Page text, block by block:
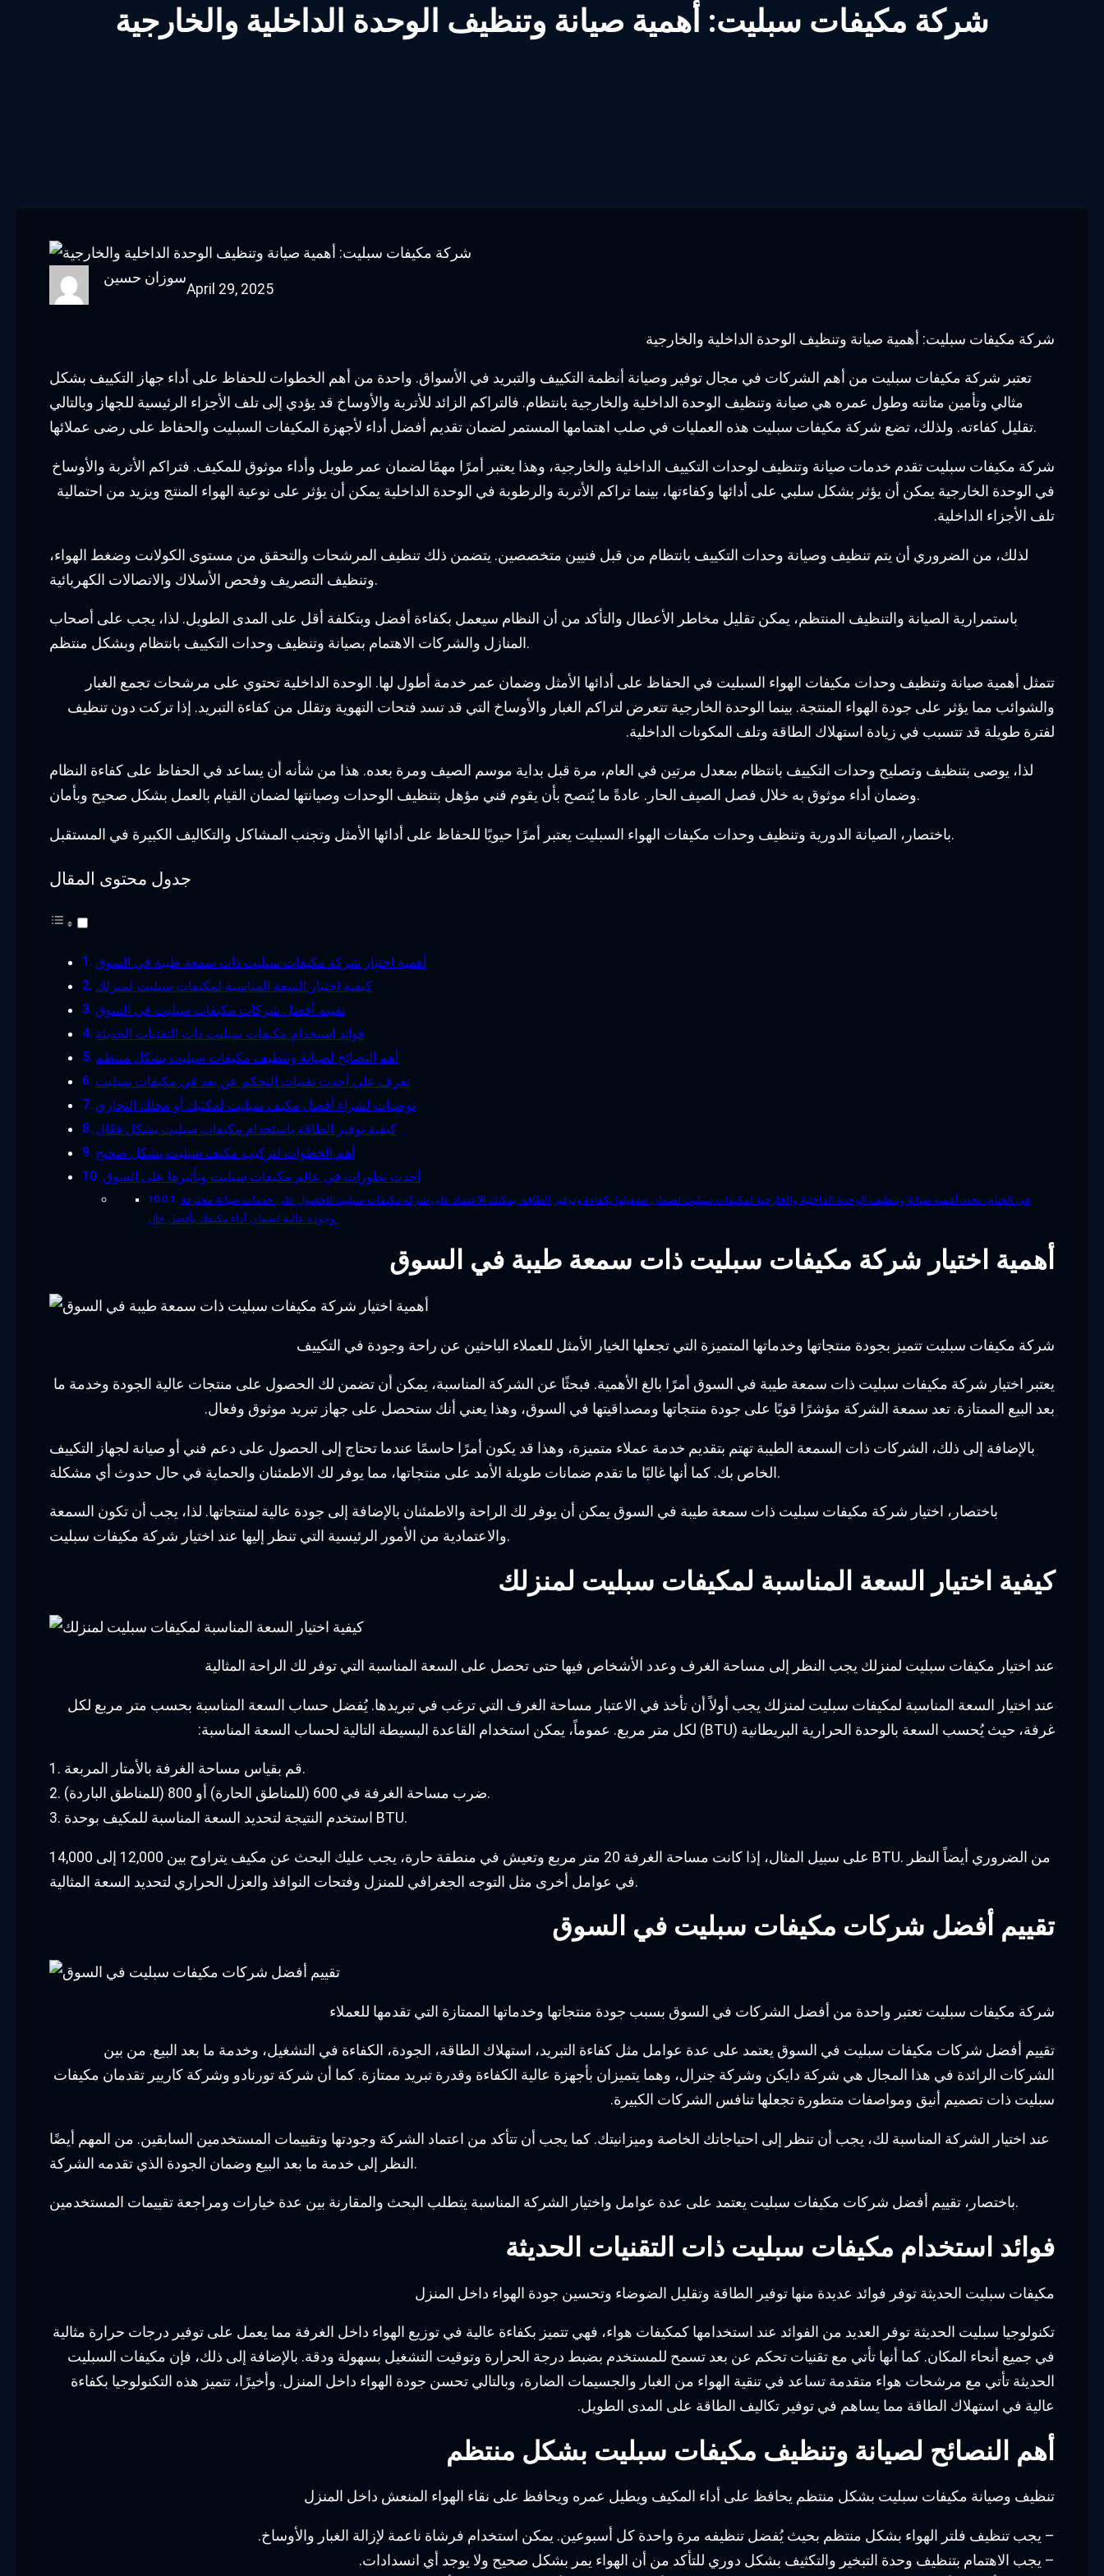
شركة مكيفات سبليت: أهمية صيانة وتنظيف الوحدة الداخلية والخارجية
سوزان حسين
April 29, 2025
شركة مكيفات سبليت: أهمية صيانة وتنظيف الوحدة الداخلية والخارجية
تعتبر شركة مكيفات سبليت من أهم الشركات في مجال توفير وصيانة أنظمة التكييف والتبريد في الأسواق. واحدة من أهم الخطوات للحفاظ على أداء جهاز التكييف بشكل
مثالي وتأمين متانته وطول عمره هي صيانة وتنظيف الوحدة الداخلية والخارجية بانتظام. فالتراكم الزائد للأتربة والأوساخ قد يؤدي إلى تلف الأجزاء الرئيسية للجهاز وبالتالي
تقليل كفاءته. ولذلك، تضع شركة مكيفات سبليت هذه العمليات في صلب اهتمامها المستمر لضمان تقديم أفضل أداء لأجهزة المكيفات السبليت والحفاظ على رضى عملائها.
شركة مكيفات سبليت تقدم خدمات صيانة وتنظيف لوحدات التكييف الداخلية والخارجية، وهذا يعتبر أمرًا مهمًا لضمان عمر طويل وأداء موثوق للمكيف. فتراكم الأتربة والأوساخ
في الوحدة الخارجية يمكن أن يؤثر بشكل سلبي على أدائها وكفاءتها، بينما تراكم الأتربة والرطوبة في الوحدة الداخلية يمكن أن يؤثر على نوعية الهواء المنتج ويزيد من احتمالية
تلف الأجزاء الداخلية.
لذلك، من الضروري أن يتم تنظيف وصيانة وحدات التكييف بانتظام من قبل فنيين متخصصين. يتضمن ذلك تنظيف المرشحات والتحقق من مستوى الكولانت وضغط الهواء،
وتنظيف التصريف وفحص الأسلاك والاتصالات الكهربائية.
باستمرارية الصيانة والتنظيف المنتظم، يمكن تقليل مخاطر الأعطال والتأكد من أن النظام سيعمل بكفاءة أفضل وبتكلفة أقل على المدى الطويل. لذا، يجب على أصحاب
المنازل والشركات الاهتمام بصيانة وتنظيف وحدات التكييف بانتظام وبشكل منتظم.
تتمثل أهمية صيانة وتنظيف وحدات مكيفات الهواء السبليت في الحفاظ على أدائها الأمثل وضمان عمر خدمة أطول لها. الوحدة الداخلية تحتوي على مرشحات تجمع الغبار
والشوائب مما يؤثر على جودة الهواء المنتجة. بينما الوحدة الخارجية تتعرض لتراكم الغبار والأوساخ التي قد تسد فتحات التهوية وتقلل من كفاءة التبريد. إذا تركت دون تنظيف
لفترة طويلة قد تتسبب في زيادة استهلاك الطاقة وتلف المكونات الداخلية.
لذا، يوصى بتنظيف وتصليح وحدات التكييف بانتظام بمعدل مرتين في العام، مرة قبل بداية موسم الصيف ومرة بعده. هذا من شأنه أن يساعد في الحفاظ على كفاءة النظام
وضمان أداء موثوق به خلال فصل الصيف الحار. عادةً ما يُنصح بأن يقوم فني مؤهل بتنظيف الوحدات وصيانتها لضمان القيام بالعمل بشكل صحيح وبأمان.
باختصار، الصيانة الدورية وتنظيف وحدات مكيفات الهواء السبليت يعتبر أمرًا حيويًا للحفاظ على أدائها الأمثل وتجنب المشاكل والتكاليف الكبيرة في المستقبل.
جدول محتوى المقال
أهمية اختيار شركة مكيفات سبليت ذات سمعة طيبة في السوق
كيفية اختيار السعة المناسبة لمكيفات سبليت لمنزلك
تقييم أفضل شركات مكيفات سبليت في السوق
فوائد استخدام مكيفات سبليت ذات التقنيات الحديثة
أهم النصائح لصيانة وتنظيف مكيفات سبليت بشكل منتظم
تعرف على أحدث تقنيات التحكم عن بعد في مكيفات سبليت
توصيات لشراء أفضل مكيف سبليت لمكتبك أو محلك التجاري
كيفية توفير الطاقة باستخدام مكيفات سبليت بشكل فعّال
أهم الخطوات لتركيب مكيف سبليت بشكل صحيح
أحدث تطورات في عالم مكيفات سبليت وتأثيرها على السوق
في الختام، نجدد أهمية صيانة وتنظيف الوحدة الداخلية والخارجية لمكيفات سبليت لضمان تشغيلها بكفاءة وتوفير الطاقة. يمكنك الاعتماد على شركة مكيفات سبليت للحصول على خدمات صيانة محترفة
وجودة عالية لضمان أداء مكيفك بأفضل حال.
أهمية اختيار شركة مكيفات سبليت ذات سمعة طيبة في السوق
شركة مكيفات سبليت تتميز بجودة منتجاتها وخدماتها المتميزة التي تجعلها الخيار الأمثل للعملاء الباحثين عن راحة وجودة في التكييف
يعتبر اختيار شركة مكيفات سبليت ذات سمعة طيبة في السوق أمرًا بالغ الأهمية. فبحثًا عن الشركة المناسبة، يمكن أن تضمن لك الحصول على منتجات عالية الجودة وخدمة ما
بعد البيع الممتازة. تعد سمعة الشركة مؤشرًا قويًا على جودة منتجاتها ومصداقيتها في السوق، وهذا يعني أنك ستحصل على جهاز تبريد موثوق وفعال.
بالإضافة إلى ذلك، الشركات ذات السمعة الطيبة تهتم بتقديم خدمة عملاء متميزة، وهذا قد يكون أمرًا حاسمًا عندما تحتاج إلى الحصول على دعم فني أو صيانة لجهاز التكييف
الخاص بك. كما أنها غالبًا ما تقدم ضمانات طويلة الأمد على منتجاتها، مما يوفر لك الاطمئنان والحماية في حال حدوث أي مشكلة.
باختصار، اختيار شركة مكيفات سبليت ذات سمعة طيبة في السوق يمكن أن يوفر لك الراحة والاطمئنان بالإضافة إلى جودة عالية لمنتجاتها. لذا، يجب أن تكون السمعة
والاعتمادية من الأمور الرئيسية التي تنظر إليها عند اختيار شركة مكيفات سبليت.
كيفية اختيار السعة المناسبة لمكيفات سبليت لمنزلك
عند اختيار مكيفات سبليت لمنزلك يجب النظر إلى مساحة الغرف وعدد الأشخاص فيها حتى تحصل على السعة المناسبة التي توفر لك الراحة المثالية
عند اختيار السعة المناسبة لمكيفات سبليت لمنزلك يجب أولاً أن تأخذ في الاعتبار مساحة الغرف التي ترغب في تبريدها. يُفضل حساب السعة المناسبة بحسب متر مربع لكل
غرفة، حيث يُحسب السعة بالوحدة الحرارية البريطانية (BTU) لكل متر مربع. عموماً، يمكن استخدام القاعدة البسيطة التالية لحساب السعة المناسبة:
1. قم بقياس مساحة الغرفة بالأمتار المربعة.
2. ضرب مساحة الغرفة في 600 (للمناطق الحارة) أو 800 (للمناطق الباردة).
3. استخدم النتيجة لتحديد السعة المناسبة للمكيف بوحدة BTU.
على سبيل المثال، إذا كانت مساحة الغرفة 20 متر مربع وتعيش في منطقة حارة، يجب عليك البحث عن مكيف يتراوح بين 12,000 إلى 14,000 BTU. من الضروري أيضاً النظر
في عوامل أخرى مثل التوجه الجغرافي للمنزل وفتحات النوافذ والعزل الحراري لتحديد السعة المثالية.
تقييم أفضل شركات مكيفات سبليت في السوق
شركة مكيفات سبليت تعتبر واحدة من أفضل الشركات في السوق بسبب جودة منتجاتها وخدماتها الممتازة التي تقدمها للعملاء
تقييم أفضل شركات مكيفات سبليت في السوق يعتمد على عدة عوامل مثل كفاءة التبريد، استهلاك الطاقة، الجودة، الكفاءة في التشغيل، وخدمة ما بعد البيع. من بين
الشركات الرائدة في هذا المجال هي شركة دايكن وشركة جنرال، وهما يتميزان بأجهزة عالية الكفاءة وقدرة تبريد ممتازة. كما أن شركة تورنادو وشركة كاريير تقدمان مكيفات
سبليت ذات تصميم أنيق ومواصفات متطورة تجعلها تنافس الشركات الكبيرة.
عند اختيار الشركة المناسبة لك، يجب أن تنظر إلى احتياجاتك الخاصة وميزانيتك. كما يجب أن تتأكد من اعتماد الشركة وجودتها وتقييمات المستخدمين السابقين. من المهم أيضًا
النظر إلى خدمة ما بعد البيع وضمان الجودة الذي تقدمه الشركة.
باختصار، تقييم أفضل شركات مكيفات سبليت يعتمد على عدة عوامل واختيار الشركة المناسبة يتطلب البحث والمقارنة بين عدة خيارات ومراجعة تقييمات المستخدمين.
فوائد استخدام مكيفات سبليت ذات التقنيات الحديثة
مكيفات سبليت الحديثة توفر فوائد عديدة منها توفير الطاقة وتقليل الضوضاء وتحسين جودة الهواء داخل المنزل
تكنولوجيا سبليت الحديثة توفر العديد من الفوائد عند استخدامها كمكيفات هواء، فهي تتميز بكفاءة عالية في توزيع الهواء داخل الغرفة مما يعمل على توفير درجات حرارة مثالية
في جميع أنحاء المكان. كما أنها تأتي مع تقنيات تحكم عن بعد تسمح للمستخدم بضبط درجة الحرارة وتوقيت التشغيل بسهولة ودقة. بالإضافة إلى ذلك، فإن مكيفات السبليت
الحديثة تأتي مع مرشحات هواء متقدمة تساعد في تنقية الهواء من الغبار والجسيمات الضارة، وبالتالي تحسن جودة الهواء داخل المنزل. وأخيرًا، تتميز هذه التكنولوجيا بكفاءة
عالية في استهلاك الطاقة مما يساهم في توفير تكاليف الطاقة على المدى الطويل.
أهم النصائح لصيانة وتنظيف مكيفات سبليت بشكل منتظم
تنظيف وصيانة مكيفات سبليت بشكل منتظم يحافظ على أداء المكيف ويطيل عمره ويحافظ على نقاء الهواء المنعش داخل المنزل
– يجب تنظيف فلتر الهواء بشكل منتظم بحيث يُفضل تنظيفه مرة واحدة كل أسبوعين. يمكن استخدام فرشاة ناعمة لإزالة الغبار والأوساخ.
– يجب الاهتمام بتنظيف وحدة التبخير والتكثيف بشكل دوري للتأكد من أن الهواء يمر بشكل صحيح ولا يوجد أي انسدادات.